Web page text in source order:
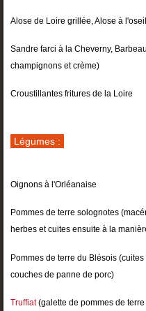
Alose de Loire grillée, Alose à
Sandre farci à la Cheverny,
champignons et crème)
Croustillantes fritures de la Loire
Légumes :
Oignons à l'Orléanaise
Pommes de terre solognotes
herbes et cuites ensuite à la
Pommes de terre du Blésois
couches de panne de porc)
Truffiat(galette de pommes de